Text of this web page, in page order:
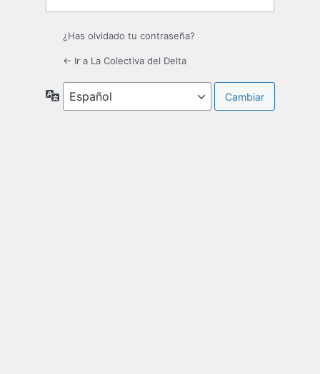
¿Has olvidado tu contraseña?
← Ir a La Colectiva del Delta
Idioma